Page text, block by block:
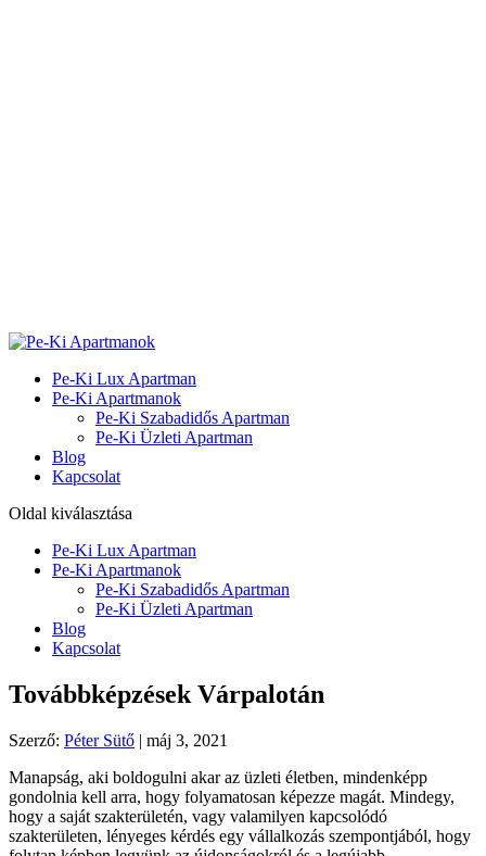
Pe-Ki Lux Apartman
Pe-Ki Apartmanok
Pe-Ki Szabadidős Apartman
Pe-Ki Üzleti Apartman
Blog
Kapcsolat
Oldal kiválasztása
Pe-Ki Lux Apartman
Pe-Ki Apartmanok
Pe-Ki Szabadidős Apartman
Pe-Ki Üzleti Apartman
Blog
Kapcsolat
Továbbképzések Várpalotán
Szerző: Péter Sütő | máj 3, 2021
Manapság, aki boldogulni akar az üzleti életben, mindenképp
gondolnia kell arra, hogy folyamatosan képezze magát. Mindegy,
hogy a saját szakterületén, vagy valamilyen kapcsolódó
szakterületen, lényeges kérdés egy vállalkozás szempontjából, hogy